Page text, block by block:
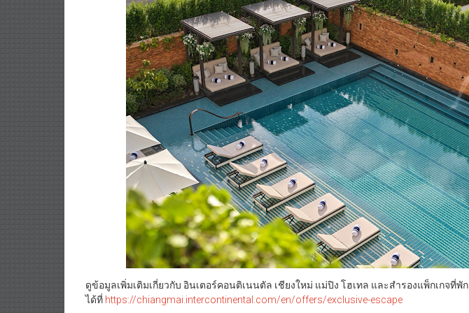
ดูข้อมูลเพิ่มเติมเกี่ยวกับ อินเตอร์คอนติเนนตัล เชียงใหม่ แม่ปิง โฮเทล และสำรองแพ็กเกจที่พัก
ได้ที่ https://chiangmai.intercontinental.com/en/offers/exclusive-escape